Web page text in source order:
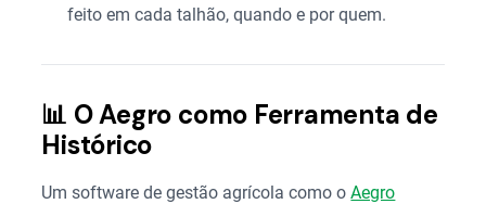
feito em cada talhão, quando e por quem.
📊 O Aegro como Ferramenta de
Histórico
Um software de gestão agrícola como oAegro